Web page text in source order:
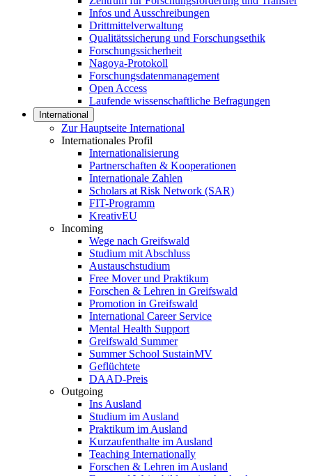
Infos und Ausschreibungen
Drittmittelverwaltung
Qualitätssicherung und Forschungsethik
Forschungssicherheit
Nagoya-Protokoll
Forschungsdatenmanagement
Open Access
Laufende wissenschaftliche Befragungen
International
Zur Hauptseite International
Internationales Profil
Internationalisierung
Partnerschaften & Kooperationen
Internationale Zahlen
Scholars at Risk Network (SAR)
FIT-Programm
KreativEU
Incoming
Wege nach Greifswald
Studium mit Abschluss
Austauschstudium
Free Mover und Praktikum
Forschen & Lehren in Greifswald
Promotion in Greifswald
International Career Service
Mental Health Support
Greifswald Summer
Summer School SustainMV
Geflüchtete
DAAD-Preis
Outgoing
Ins Ausland
Studium im Ausland
Praktikum im Ausland
Kurzaufenthalte im Ausland
Teaching Internationally
Forschen & Lehren im Ausland